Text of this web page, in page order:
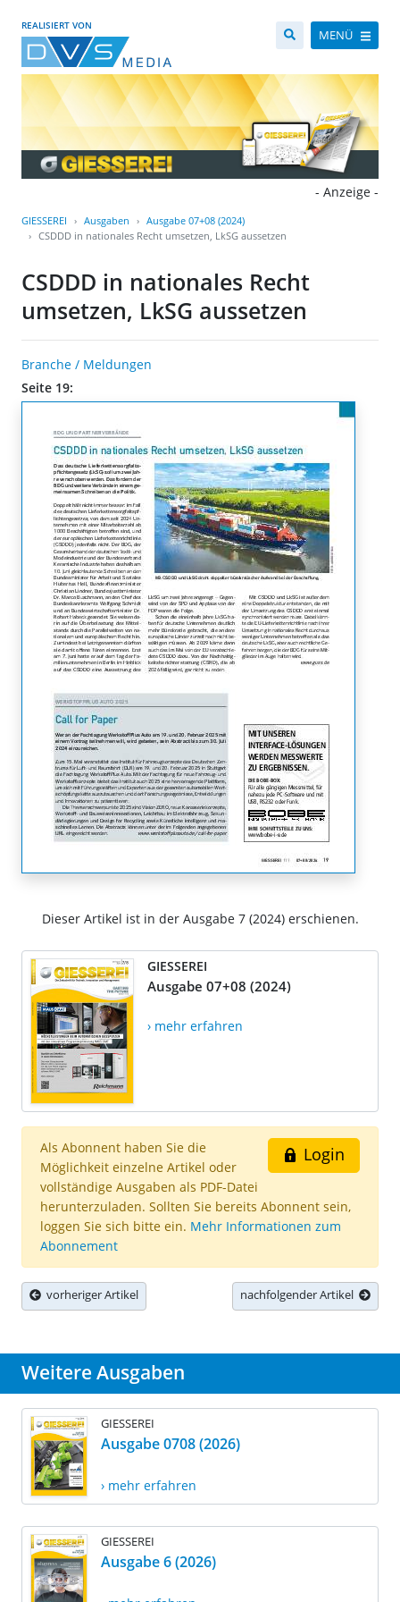
REALISIERT VON
MENÜ
- Anzeige -
GIESSEREI Ausgaben
Ausgabe 07+08 (2024)
CSDDD in nationales Recht umsetzen, LkSG aussetzen
CSDDD in nationales Recht
umsetzen, LkSG aussetzen
Branche / Meldungen
Seite 19:
Dieser Artikel ist in der Ausgabe 7 (2024) erschienen.
GIESSEREI
Ausgabe 07+08 (2024)
› mehr erfahren
Login
Als Abonnent haben Sie die
Möglichkeit einzelne Artikel oder
vollständige Ausgaben als PDF-Datei
herunterzuladen. Sollten Sie bereits Abonnent sein,
loggen Sie sich bitte ein. Mehr Informationen zum
Abonnement
vorheriger Artikel nachfolgender Artikel
Weitere Ausgaben
GIESSEREI
Ausgabe 0708 (2026)
› mehr erfahren
GIESSEREI
Ausgabe 6 (2026)